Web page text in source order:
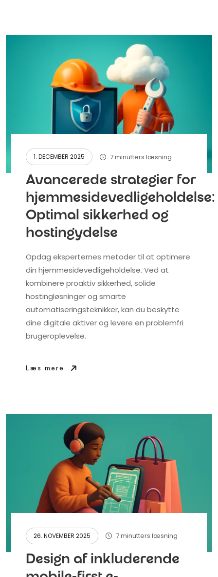
1. DECEMBER 2025 7 minutters læsning
Avancerede strategier for
hjemmesidevedligeholdelse:
Optimal sikkerhed og
hostingydelse
Opdag eksperternes metoder til at optimere
din hjemmesidevedligeholdelse. Ved at
kombinere proaktiv sikkerhed, solide
hostingløsninger og smarte
automatiseringsteknikker, kan du beskytte
dine digitale aktiver og levere en problemfri
brugeroplevelse.
Læs mere
26. NOVEMBER 2025 7 minutters læsning
Design af inkluderende